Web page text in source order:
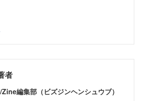
者
編集部（ビズジンヘンシュウブ）